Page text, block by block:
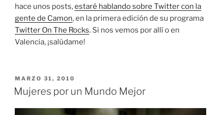
hace unos posts,estaré hablando sobre Twitter con la
gente de Camon, en la primera edición de su programa
Twitter On The Rocks. Si nos vemos por allí o en
Valencia, ¡salúdame!
PUBLICADO
EL
MARZO 31, 2010
Mujeres por un Mundo Mejor